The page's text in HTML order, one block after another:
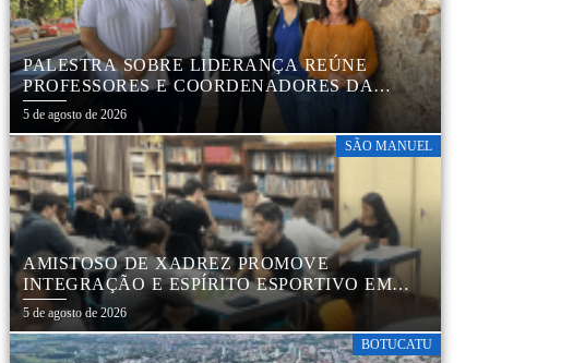
PALESTRA SOBRE LIDERANÇA REÚNE
PROFESSORES E COORDENADORES DA
REDE MUNICIPAL
5 de agosto de 2026
SÃO MANUEL
AMISTOSO DE XADREZ PROMOVE
INTEGRAÇÃO E ESPÍRITO ESPORTIVO EM
SÃO MANUEL
5 de agosto de 2026
BOTUCATU